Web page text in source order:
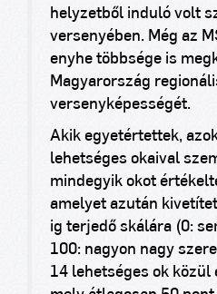
helyzetből induló volt
versenyében. Még az
enyhe többsége is
Magyarország
versenyképességét.
Akik egyetértettek,
lehetséges okaival
mindegyik okot
amelyet azután
ig terjedő skálára (0:
100: nagyon nagy
14 lehetséges ok